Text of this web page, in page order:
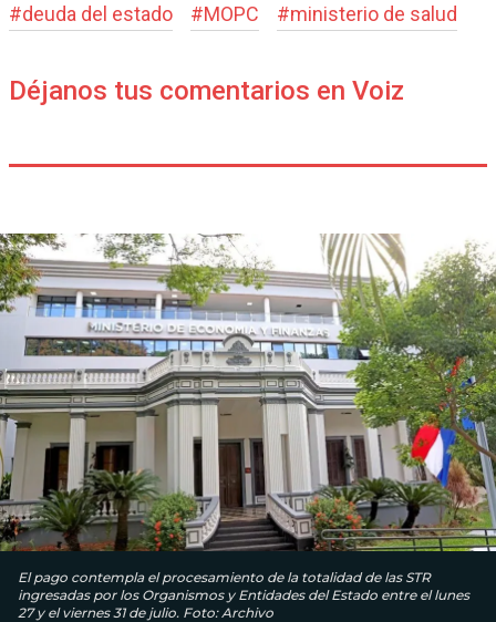
#deuda del estado #MOPC #ministerio de salud
Déjanos tus comentarios en Voiz
El pago contempla el procesamiento de la totalidad de las STR
ingresadas por los Organismos y Entidades del Estado entre el lunes
27 y el viernes 31 de julio. Foto: Archivo